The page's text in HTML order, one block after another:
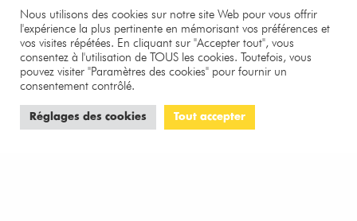
TENDANCES
Nous utilisons des cookies sur notre site Web pour vous offrir
l'expérience la plus pertinente en mémorisant vos préférences et
vos visites répétées. En cliquant sur "Accepter tout", vous
consentez à l'utilisation de TOUS les cookies. Toutefois, vous
pouvez visiter "Paramètres des cookies" pour fournir un
consentement contrôlé.
Réglages des cookies Tout accepter